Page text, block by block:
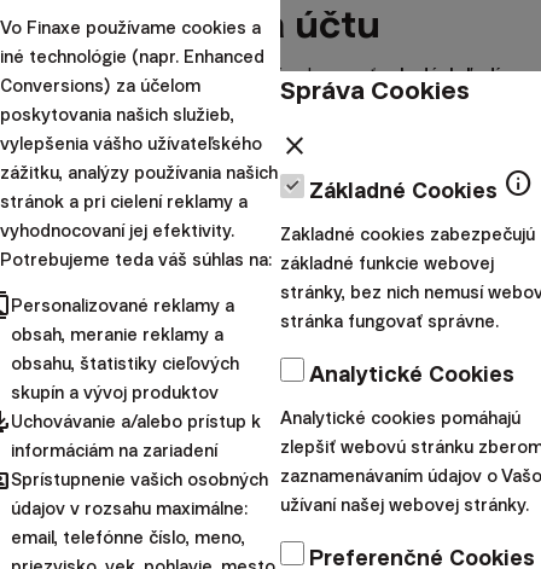
Profil klienta a účtu
Finaxu sa naďalej darí oslovovaťmladých ľudí,
čo je v súlade so spôsobom našej komunikácie,
využívaním online nástrojov a technológií.
Až 79,6% klientov tvoria ľudia vo veku do 45
rokov.Najväčšiu skupinu predstavujú klienti vo
veku 25 až 34 rokov (38,4%).
mierne
omladla. Podiel klientov vo veku do 25 rokov
vzrástol o 0,8 percentuálneho bodu a klientov vo
veku 25 až 34 rokov o 2,7 percentuálneho bodu.
Záujem mladých o investovanie a ich
zodpovedný prístup k osobným financiám nás teší.
Vzdelávanie, ktorému venujeme množstvo času a
úsilia, podľa týchto štatistík padá na úrodnú pôdu.
Veríme, že tým pripravujeme zabezpečenú
Vo Finaxe používame cookies a
iné technológie (napr. Enhanced
Conversions) za účelom
poskytovania našich služieb,
vylepšenia vášho užívateľského
zážitku, analýzy používania našich
stránok a pri cielení reklamy a
vyhodnocovaní jej efektivity.
Potrebujeme teda váš súhlas na:
Personalizované reklamy a
obsah, meranie reklamy a
obsahu, štatistiky cieľových
skupín a vývoj produktov
Uchovávanie a/alebo prístup k
informáciám na zariadení
Sprístupnenie vašich osobných
údajov v rozsahu maximálne:
email, telefónne číslo, meno,
Správa Cookies
close
Základné Cookies info
Zakladné cookies zabezpečujú
základné funkcie webovej
stránky, bez nich nemusí
stránka fungovať správne.
Analytické Cookies
Analytické cookies pomáhajú
zlepšiť webovú stránku
zaznamenávaním údajov o
užívaní našej webovej stránky.
Preferenčné Cookies